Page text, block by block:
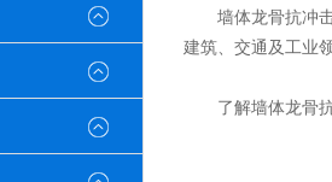
墙体龙骨抗冲击
建筑、交通及工业
了解墙体龙骨